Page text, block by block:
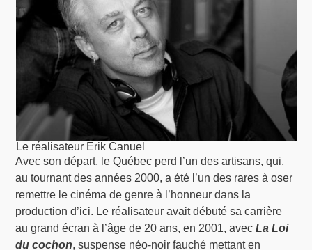
Le réalisateur Érik Canuel
Avec son départ, le Québec perd l’un des artisans, qui,
au tournant des années 2000, a été l’un des rares à oser
remettre le cinéma de genre à l’honneur dans la
production d’ici. Le réalisateur avait débuté sa carrière
au grand écran à l’âge de 20 ans, en 2001, avecLa Loi
du cochon, suspense néo-noir fauché mettant en